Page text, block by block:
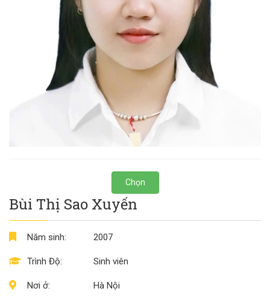
Chọn
Bùi Thị Sao Xuyến
Năm sinh:
Trình Độ:
Nơi ở:
2007
Sinh viên
Hà Nội